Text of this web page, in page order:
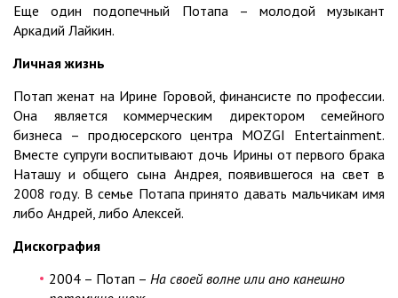
Еще один подопечный Потапа – молодой музыкант
Аркадий Лайкин.
Личная жизнь
Потап женат на Ирине Горовой, финансисте по профессии.
Она является коммерческим директором семейного
бизнеса – продюсерского центра MOZGI Entertainment.
Вместе супруги воспитывают дочь Ирины от первого брака
Наташу и общего сына Андрея, появившегося на свет в
2008 году. В семье Потапа принято давать мальчикам имя
либо Андрей, либо Алексей.
Дискография
2004 – Потап – На своей волне или ано канешно